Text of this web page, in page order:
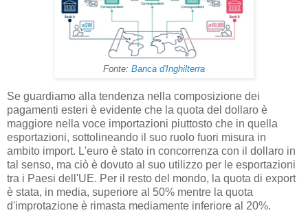
Fonte: Banca d'Inghilterra
Se guardiamo alla tendenza nella composizione dei
pagamenti esteri è evidente che la quota del dollaro è
maggiore nella voce importazioni piuttosto che in quella
esportazioni, sottolineando il suo ruolo fuori misura in
ambito import. L'euro è stato in concorrenza con il dollaro in
tal senso, ma ciò è dovuto al suo utilizzo per le esportazioni
tra i Paesi dell'UE. Per il resto del mondo, la quota di export
è stata, in media, superiore al 50% mentre la quota
d'improtazione è rimasta mediamente inferiore al 20%.